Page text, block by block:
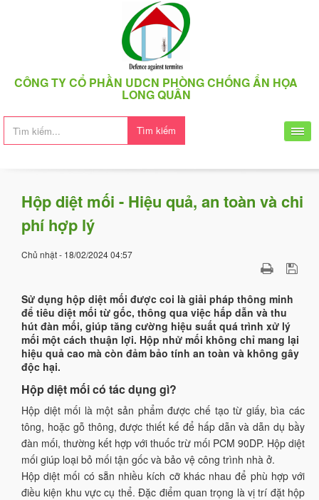
CÔNG TY CỔ PHẦN UDCN PHÒNG CHỐNG ẨN HỌA
LONG QUÂN
Tìm kiếm
Hộp diệt mối - Hiệu quả, an toàn và chi
phí hợp lý
Chủ nhật - 18/02/2024 04:57
Sử dụng hộp diệt mối được coi là giải pháp thông minh
để tiêu diệt mối từ gốc, thông qua việc hấp dẫn và thu
hút đàn mối, giúp tăng cường hiệu suất quá trình xử lý
mối một cách thuận lợi. Hộp nhử mối không chỉ mang lại
hiệu quả cao mà còn đảm bảo tính an toàn và không gây
độc hại.
Hộp diệt mối có tác dụng gì?
Hộp diệt mối là một sản phẩm được chế tạo từ giấy, bìa các
tông, hoặc gỗ thông, được thiết kế để hấp dẫn và dẫn dụ bầy
đàn mối, thường kết hợp với thuốc trừ mối PCM 90DP. Hộp diệt
mối giúp loại bỏ mối tận gốc và bảo vệ công trình nhà ở.
Hộp diệt mối có sẵn nhiều kích cỡ khác nhau để phù hợp với
điều kiện khu vực cụ thể. Đặc điểm quan trọng là vị trí đặt hộp